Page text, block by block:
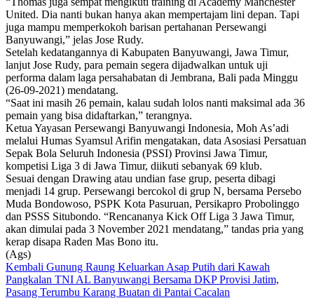
United. Dia nanti bukan hanya akan mempertajam lini depan. Tapi
juga mampu memperkokoh barisan pertahanan Persewangi
Banyuwangi,” jelas Jose Rudy.
Setelah kedatangannya di Kabupaten Banyuwangi, Jawa Timur,
lanjut Jose Rudy, para pemain segera dijadwalkan untuk uji
performa dalam laga persahabatan di Jembrana, Bali pada Minggu
(26-09-2021) mendatang.
“Saat ini masih 26 pemain, kalau sudah lolos nanti maksimal ada 36
pemain yang bisa didaftarkan,” terangnya.
Ketua Yayasan Persewangi Banyuwangi Indonesia, Moh As’adi
melalui Humas Syamsul Arifin mengatakan, data Asosiasi Persatuan
Sepak Bola Seluruh Indonesia (PSSI) Provinsi Jawa Timur,
kompetisi Liga 3 di Jawa Timur, diikuti sebanyak 69 klub.
Sesuai dengan Drawing atau undian fase grup, peserta dibagi
menjadi 14 grup. Persewangi bercokol di grup N, bersama Persebo
Muda Bondowoso, PSPK Kota Pasuruan, Persikapro Probolinggo
dan PSSS Situbondo. “Rencananya Kick Off Liga 3 Jawa Timur,
akan dimulai pada 3 November 2021 mendatang,” tandas pria yang
kerap disapa Raden Mas Bono itu.
(Ags)
Navigasi
pos
Kembali Gunung Raung Keluarkan Asap Putih dari Kawah
Pangkalan TNI AL Banyuwangi Bersama DKP Provisi Jatim,
Pasang Terumbu Karang Buatan di Pantai Cacalan